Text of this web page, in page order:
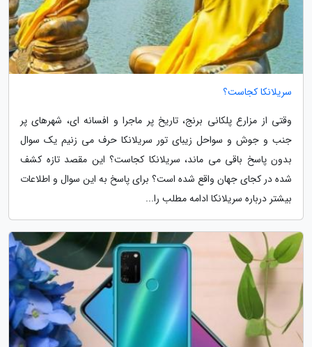
سریلانکا کجاست؟
وقتی از مزارع پلکانی برنج، تاریخ پر ماجرا و افسانه ای، شهرهای پر
جنب و جوش و سواحل زیبای تور سریلانکا حرف می زنیم یک سوال
بدون پاسخ باقی می ماند، سریلانکا کجاست؟ این مقصد تازه کشف
شده در کجای جهان واقع شده است؟ برای پاسخ به این سوال و اطلاعات
بیشتر درباره سریلانکا ادامه مطلب را...